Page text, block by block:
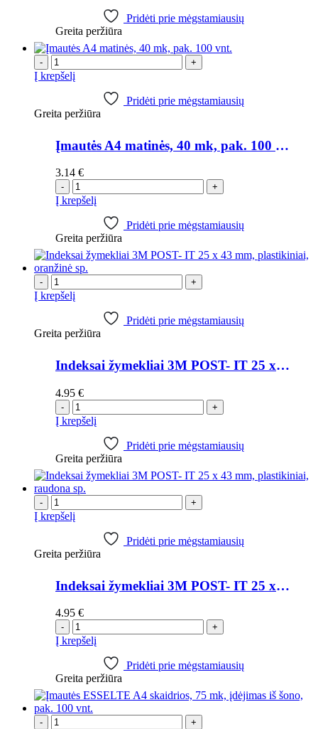
Pridėti prie mėgstamiausių
Greita peržiūra
- +
Į krepšelį
Pridėti prie mėgstamiausių
Greita peržiūra
Įmautės A4 matinės, 40 mk, pak. 100 vnt.
3.14 €
- +
Į krepšelį
Pridėti prie mėgstamiausių
Greita peržiūra
- +
Į krepšelį
Pridėti prie mėgstamiausių
Greita peržiūra
Indeksai žymekliai 3M POST- IT 25 x 43 mm, plastikiniai, oranžinė sp.
4.95 €
- +
Į krepšelį
Pridėti prie mėgstamiausių
Greita peržiūra
- +
Į krepšelį
Pridėti prie mėgstamiausių
Greita peržiūra
Indeksai žymekliai 3M POST- IT 25 x 43 mm, plastikiniai, raudona sp.
4.95 €
- +
Į krepšelį
Pridėti prie mėgstamiausių
Greita peržiūra
- +